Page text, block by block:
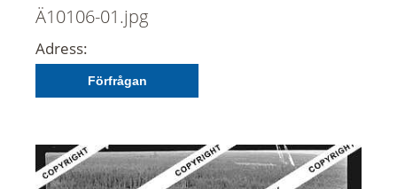
Ä10106-01.jpg
Adress:
Förfrågan